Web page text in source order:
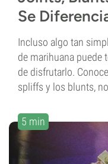
Se
Incluso algo tan
de marihuana puede
de disfrutarlo.
spliffs y los blunts,
5 min